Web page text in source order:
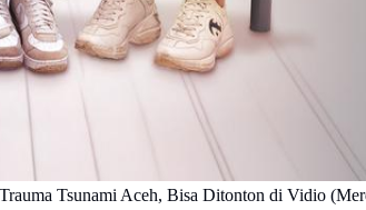
Tsunami Aceh, Bisa Ditonton di Vidio